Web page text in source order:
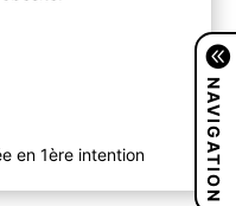
en 1ère intention
NAVIGATION